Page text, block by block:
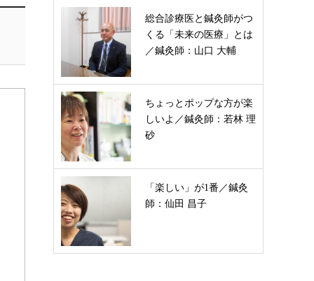
総合診療医と鍼灸師がつ
くる「未来の医療」とは
／鍼灸師：山口 大輔
ちょっとポップな方が楽
しいよ／鍼灸師：若林 理
砂
「楽しい」が1番／鍼灸
師：仙田 昌子